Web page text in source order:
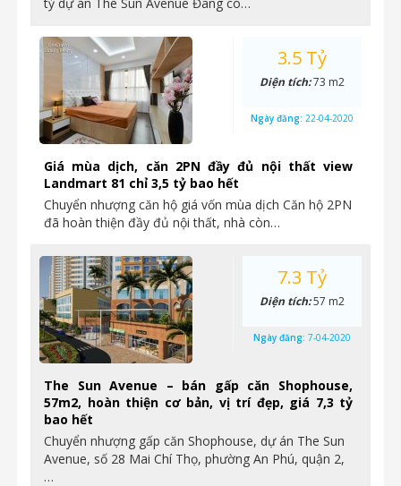
Giá mùa dịch, căn 2PN đầy đủ nội thất view
Landmart 81 chỉ 3,5 tỷ bao hết
Chuyển nhượng căn hộ giá vốn mùa dịch Căn hộ 2PN
đã hoàn thiện đầy đủ nội thất, nhà còn…
3.5 Tỷ
Diện tích:73 m2
Ngày đăng: 22-04-2020
The Sun Avenue – bán gấp căn Shophouse,
57m2, hoàn thiện cơ bản, vị trí đẹp, giá 7,3 tỷ
bao hết
Chuyển nhượng gấp căn Shophouse, dự án The Sun
Avenue, số 28 Mai Chí Thọ, phường An Phú, quận 2,
…
7.3 Tỷ
Diện tích:57 m2
Ngày đăng: 7-04-2020